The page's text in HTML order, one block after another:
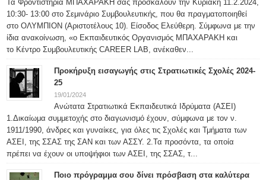
Τα Φροντιστήρια ΜΠΑΧΑΡΑΚΗ σας προσκαλούν την Κυριακή 11.2.2024,
10:30- 13:00 στο Σεμινάριο Συμβουλευτικής, που θα πραγματοποιηθεί
στο ΟΛΥΜΠΙΟΝ (Αριστοτέλους 10). Είσοδος Ελεύθερη. Σύμφωνα με την
ίδια ανακοίνωση, «ο Εκπαιδευτικός Οργανισμός ΜΠΑΧΑΡΑΚΗ και
το Κέντρο Συμβουλευτικής CAREER LAB, ανέκαθεν...
Προκήρυξη εισαγωγής στις Στρατιωτικές Σχολές 2024-
25
19/01/2024
Ανώτατα Στρατιωτικά Εκπαιδευτικά Ιδρύματα (ΑΣΕΙ)
1.Δικαίωμα συμμετοχής στο διαγωνισμό έχουν, σύμφωνα με τον ν.
1911/1990, άνδρες και γυναίκες, για όλες τις Σχολές και Τμήματα των
ΑΣΕΙ, της ΣΣΑΣ της ΣΑΝ και των ΑΣΣΥ. 2.Τα προσόντα, τα οποία
πρέπει να έχουν οι υποψήφιοι των ΑΣΕΙ, της ΣΣΑΣ, τ...
Ποιο πρόγραμμα σου δίνει πρόσβαση στα καλύτερα